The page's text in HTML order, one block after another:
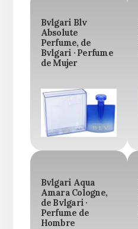
Bvlgari Blv
Absolute
Perfume, de
Bvlgari · Perfume
de Mujer
Bvlgari Aqua
Amara Cologne,
de Bvlgari ·
Perfume de
Hombre